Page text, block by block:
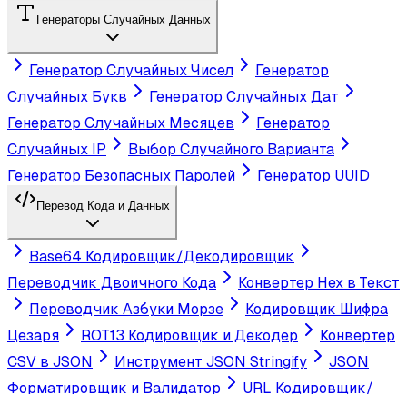
Генераторы Случайных Данных
Генератор Случайных Чисел
Генератор
Случайных Букв
Генератор Случайных Дат
Генератор Случайных Месяцев
Генератор
Случайных IP
Выбор Случайного Варианта
Генератор Безопасных Паролей
Генератор UUID
Перевод Кода и Данных
Base64 Кодировщик/Декодировщик
Переводчик Двоичного Кода
Конвертер Hex в Текст
Переводчик Азбуки Морзе
Кодировщик Шифра
Цезаря
ROT13 Кодировщик и Декодер
Конвертер
CSV в JSON
Инструмент JSON Stringify
JSON
Форматировщик и Валидатор
URL Кодировщик/